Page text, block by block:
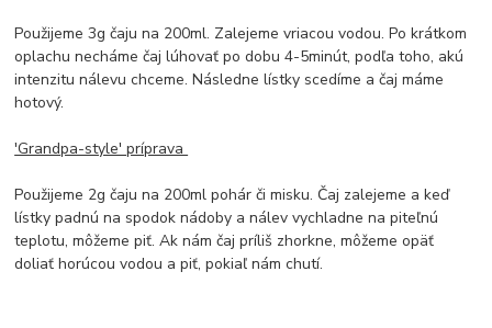
Použijeme 3g čaju na 200ml. Zalejeme vriacou vodou. Po krátkom
oplachu necháme čaj lúhovať po dobu 4-5minút, podľa toho, akú
intenzitu nálevu chceme. Následne lístky scedíme a čaj máme
hotový.
'Grandpa-style' príprava
Použijeme 2g čaju na 200ml pohár či misku. Čaj zalejeme a keď
lístky padnú na spodok nádoby a nálev vychladne na piteľnú
teplotu, môžeme piť. Ak nám čaj príliš zhorkne, môžeme opäť
doliať horúcou vodou a piť, pokiaľ nám chutí.